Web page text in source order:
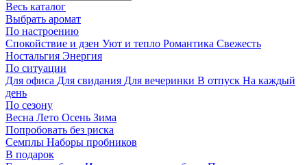
Весь каталог
Выбрать аромат
По настроению
Спокойствие и дзен Уют и тепло Романтика Свежесть
Ностальгия Энергия
По ситуации
Для офиса Для свидания Для вечеринки В отпуск На каждый
день
По сезону
Весна Лето Осень Зима
Попробовать без риска
Семплы Наборы пробников
В подарок